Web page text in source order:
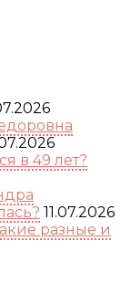
в 49 лет?
11.07.2026
разные и